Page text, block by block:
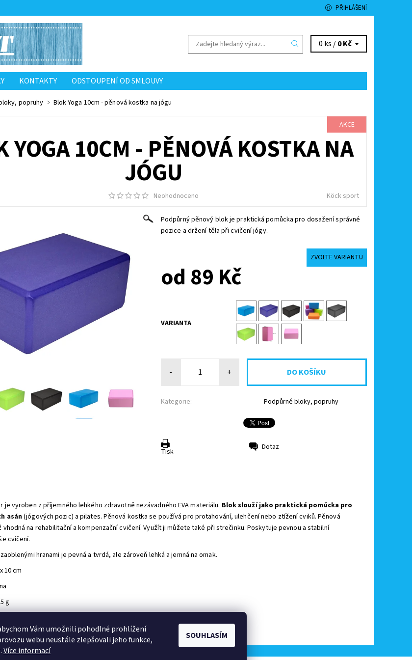
PŘIHLÁŠENÍ
0 ks /0 Kč
KONTAKTY ODSTOUPENÍ OD SMLOUVY
popruhy Blok Yoga 10cm - pěnová kostka na jógu
AKCE
YOGA 10CM - PĚNOVÁ KOSTKA NA
JÓGU
Neohodnoceno Köck sport
Podpůrný pěnový blok je praktická pomůcka pro dosažení správné
pozice a držení těla při cvičení jógy.
ZVOLTE VARIANTU
od 89 Kč
VARIANTA
- +
Kategorie: Podpůrné bloky, popruhy
Tisk Dotaz
je vyroben z příjemného lehkého zdravotně nezávadného EVA materiálu. Blok slouží jako praktická pomůcka pro
asán(jógových pozic) a pilates. Pěnová kostka se používá pro protahování, ulehčení nebo ztížení cviků.Pěnová
vhodná na rehabilitační a kompenzační cvičení. Využít ji můžete také při strečinku.Poskytuje pevnou a stabilní
cvičení.
hranami je pevná a tvrdá, ale zároveň lehká a jemná na omak.
10 cm
g
Vám umožnili pohodlné prohlížení
webu neustále zlepšovali jeho funkce,
Více informací
SOUHLASÍM